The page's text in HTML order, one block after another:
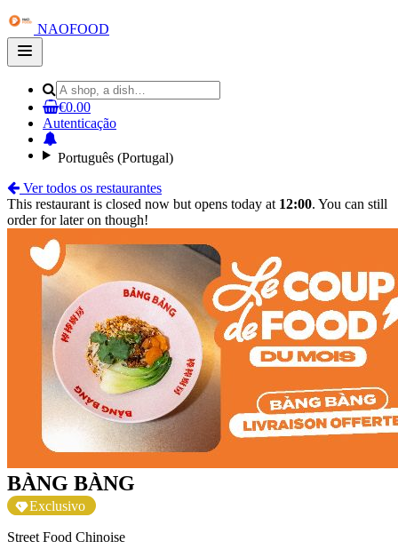
NAOFOOD
Open
main
€0.00
Autenticação
Português (Portugal)
Ver todos os restaurantes
This restaurant is closed now but opens today at 12:00. You can still
order for later on though!
BÀNG BÀNG
Exclusivo
Street Food Chinoise